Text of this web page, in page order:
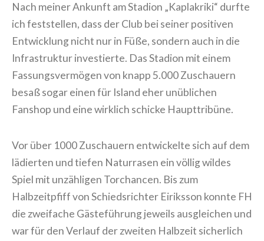
Nach meiner Ankunft am Stadion „Kaplakriki“ durfte
ich feststellen, dass der Club bei seiner positiven
Entwicklung nicht nur in Füße, sondern auch in die
Infrastruktur investierte. Das Stadion mit einem
Fassungsvermögen von knapp 5.000 Zuschauern
besaß sogar einen für Island eher unüblichen
Fanshop und eine wirklich schicke Haupttribüne.
Vor über 1000 Zuschauern entwickelte sich auf dem
lädierten und tiefen Naturrasen ein völlig wildes
Spiel mit unzähligen Torchancen. Bis zum
Halbzeitpfiff von Schiedsrichter Eiriksson konnte FH
die zweifache Gästeführung jeweils ausgleichen und
war für den Verlauf der zweiten Halbzeit sicherlich